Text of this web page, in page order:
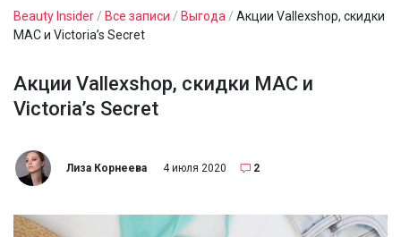
Beauty Insider / Все записи / Выгода / Акции Vallexshop, скидки
МАС и Victoria’s Secret
Акции Vallexshop, скидки МАС и
Victoria’s Secret
Лиза Корнеева 4 июля 2020 2